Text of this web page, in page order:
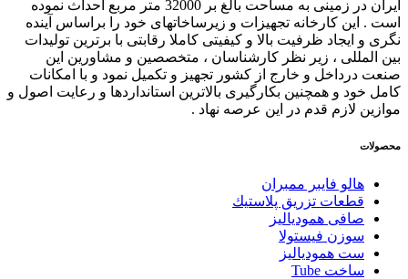
ایران در زمینی به مساحت بالغ بر 32000 متر مربع احداث نموده
است . این کارخانه تجهیزات و زیرساخاتهای خود را براساس آینده
نگری و ایجاد ظرفیت بالا و کیفیتی کاملا رقابتی با برترین تولیدات
بین المللی ، زیر نظر کارشناسان ، متخصصین و مشاورین این
صنعت درداخل و خارج از کشور تجهیز و تکمیل نمود و با امکانات
کامل خود و همچنین بکارگیری بالاترین استانداردها و رعایت اصول و
موازین لازم قدم در این عرصه نهاد .
محصولات
هالو فایبر ممبران
قطعات تزريق پلاستيك
صافی همودیالیز
سوزن فیستولا
ست همودیالیز
ساخت Tube